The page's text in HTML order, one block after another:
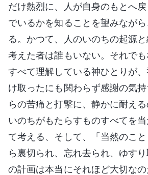
だけ熱烈に、人が自身のもとへ
でいるかを知ることを望みなが
る。かつて、人のいのちの起源
考えた者は誰もいない。それで
すべて理解している神ひとりが
け取ったにも関わらず感謝の気
らの苦痛と打撃に、静かに耐える
いのちがもたらすものすべてを
て考える、そして、「当然のこ
ら裏切られ、忘れ去られ、ゆす
の計画は本当にそれほど大切な